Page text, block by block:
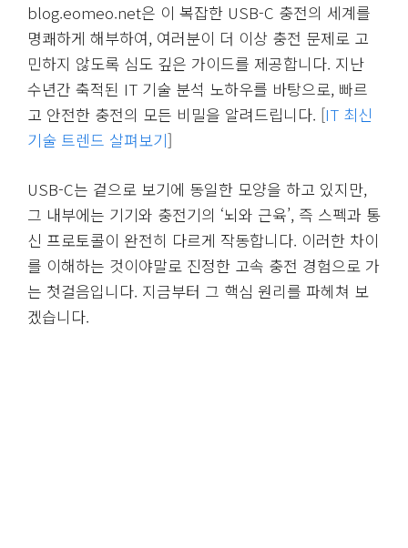
blog.eomeo.net은 이 복잡한 USB-C 충전의 세계를
명쾌하게 해부하여, 여러분이 더 이상 충전 문제로 고
민하지 않도록 심도 깊은 가이드를 제공합니다. 지난
수년간 축적된 IT 기술 분석 노하우를 바탕으로, 빠르
고 안전한 충전의 모든 비밀을 알려드립니다. [IT 최신
기술 트렌드 살펴보기]
USB-C는 겉으로 보기에 동일한 모양을 하고 있지만,
그 내부에는 기기와 충전기의 ‘뇌와 근육’, 즉 스펙과 통
신 프로토콜이 완전히 다르게 작동합니다. 이러한 차이
를 이해하는 것이야말로 진정한 고속 충전 경험으로 가
는 첫걸음입니다. 지금부터 그 핵심 원리를 파헤쳐 보
겠습니다.